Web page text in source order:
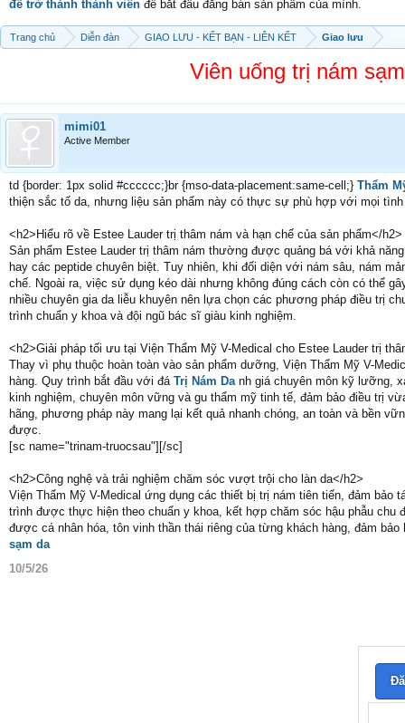
để trở thành thành viên để bắt đầu đăng bán sản phẩm của mình.
Trang chủ Diễn đàn GIAO LƯU - KẾT BẠN - LIÊN KẾT Giao lưu
Viên uống trị nám
mimi01
Active Member
td {border: 1px solid #cccccc;}br {mso-data-placement:same-cell;} Thẩm
thiện sắc tố da, nhưng liệu sản phẩm này có thực sự phù hợp với mọi
<h2>Hiểu rõ về Estee Lauder trị thâm nám và hạn chế của sản phẩm</h2>
Sản phẩm Estee Lauder trị thâm nám thường được quảng bá với khả
hay các peptide chuyên biệt. Tuy nhiên, khi đối diện với nám sâu, nám
chế. Ngoài ra, việc sử dụng kéo dài nhưng không đúng cách còn có thể
nhiều chuyên gia da liễu khuyên nên lựa chọn các phương pháp điều trị
trình chuẩn y khoa và đội ngũ bác sĩ giàu kinh nghiệm.
<h2>Giải pháp tối ưu tại Viện Thẩm Mỹ V-Medical cho Estee Lauder trị
Thay vì phụ thuộc hoàn toàn vào sản phẩm dưỡng, Viện Thẩm Mỹ V-
hàng. Quy trình bắt đầu với đá Trị Nám Danh giá chuyên môn kỹ lưỡng,
kinh nghiệm, chuyên môn vững và gu thẩm mỹ tinh tế, đảm bảo điều trị
hãng, phương pháp này mang lại kết quả nhanh chóng, an toàn và bền
được.
[sc name="trinam-truocsau"][/sc]
<h2>Công nghệ và trải nghiệm chăm sóc vượt trội cho làn da</h2>
Viện Thẩm Mỹ V-Medical ứng dụng các thiết bị trị nám tiên tiến, đảm
trình được thực hiện theo chuẩn y khoa, kết hợp chăm sóc hậu phẫu chu
được cá nhân hóa, tôn vinh thần thái riêng của từng khách hàng, đảm
sạm da
10/5/26